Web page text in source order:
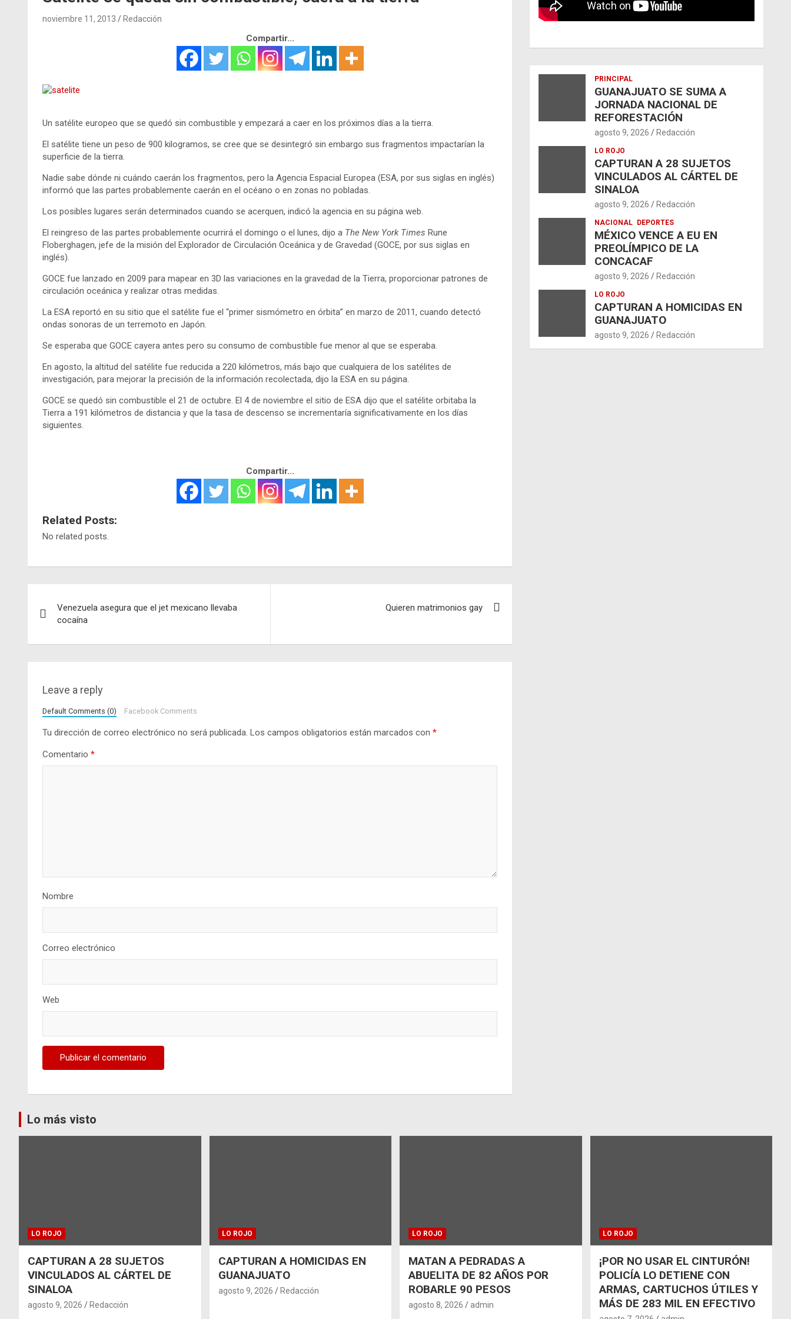
noviembre 11, 2013 Redacción
Compartir...
Un satélite europeo que se quedó sin combustible y empezará a caer en los próximos días a la tierra.
El satélite tiene un peso de 900 kilogramos, se cree que se desintegró sin embargo sus fragmentos impactarían la
superficie de la tierra.
Nadie sabe dónde ni cuándo caerán los fragmentos, pero la Agencia Espacial Europea (ESA, por sus siglas en inglés)
informó que las partes probablemente caerán en el océano o en zonas no pobladas.
Los posibles lugares serán determinados cuando se acerquen, indicó la agencia en su página web.
El reingreso de las partes probablemente ocurrirá el domingo o el lunes, dijo a The New York Times Rune
Floberghagen, jefe de la misión del Explorador de Circulación Oceánica y de Gravedad (GOCE, por sus siglas en
inglés).
GOCE fue lanzado en 2009 para mapear en 3D las variaciones en la gravedad de la Tierra, proporcionar patrones de
circulación oceánica y realizar otras medidas.
La ESA reportó en su sitio que el satélite fue el “primer sismómetro en órbita” en marzo de 2011, cuando detectó
ondas sonoras de un terremoto en Japón.
Se esperaba que GOCE cayera antes pero su consumo de combustible fue menor al que se esperaba.
En agosto, la altitud del satélite fue reducida a 220 kilómetros, más bajo que cualquiera de los satélites de
investigación, para mejorar la precisión de la información recolectada, dijo la ESA en su página.
GOCE se quedó sin combustible el 21 de octubre. El 4 de noviembre el sitio de ESA dijo que el satélite orbitaba la
Tierra a 191 kilómetros de distancia y que la tasa de descenso se incrementaría significativamente en los días
siguientes.
Compartir...
Related Posts:
No related posts.
de
entradas
Venezuela asegura que el jet mexicano llevaba
cocaína
Quieren matrimonios gay
Leave a reply
Default Comments (0) Facebook Comments
Tu dirección de correo electrónico no será publicada. Los campos obligatorios están marcados con *
Comentario *
Nombre
Correo electrónico
Web
PRINCIPAL
GUANAJUATO SE SUMA A
JORNADA NACIONAL DE
REFORESTACIÓN
agosto 9, 2026 Redacción
LO ROJO
CAPTURAN A 28 SUJETOS
VINCULADOS AL CÁRTEL DE
SINALOA
agosto 9, 2026 Redacción
NACIONAL DEPORTES
MÉXICO VENCE A EU EN
PREOLÍMPICO DE LA
CONCACAF
agosto 9, 2026 Redacción
LO ROJO
CAPTURAN A HOMICIDAS EN
GUANAJUATO
agosto 9, 2026 Redacción
Lo más visto
LO ROJO
CAPTURAN A 28 SUJETOS
VINCULADOS AL CÁRTEL DE
SINALOA
agosto 9, 2026 Redacción
LO ROJO
CAPTURAN A HOMICIDAS EN
GUANAJUATO
agosto 9, 2026 Redacción
LO ROJO
MATAN A PEDRADAS A
ABUELITA DE 82 AÑOS POR
ROBARLE 90 PESOS
agosto 8, 2026 admin
LO ROJO
¡POR NO USAR EL CINTURÓN!
POLICÍA LO DETIENE CON
ARMAS, CARTUCHOS ÚTILES Y
MÁS DE 283 MIL EN EFECTIVO